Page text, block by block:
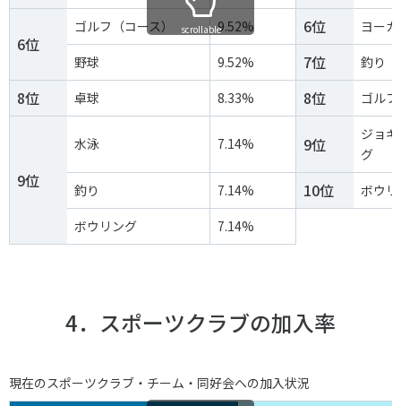
6位
ゴルフ（コース） 9.52% 6位
ヨーガ
野球
9.52% 7位 釣り
8位 卓球 8.33% 8位 ゴル
9位
水泳 7.14% 9位
ジョ
グ
釣り
7.14% 10位
ボウ
ボウリング
7.14%
scrollable
4．スポーツクラブの加入率
現在のスポーツクラブ・チーム・同好会への加入状況